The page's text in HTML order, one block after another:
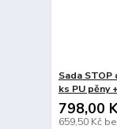
Sada
ks PU pěny
798,00
659,50 Kč